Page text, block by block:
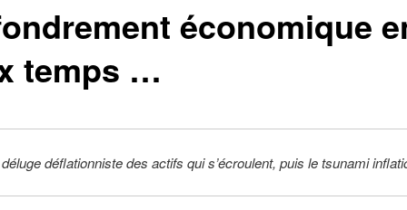
économique
temps …
déluge déflationniste des actifs qui s’écroulent, puis le tsunami